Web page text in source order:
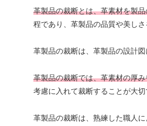
革製品の裁断とは、革素材を製
程であり、革製品の品質や美し
革製品の裁断は、革製品の設計
革製品の裁断では、革素材の厚
考慮に入れて裁断することが大切
革製品の裁断は、熟練した職人